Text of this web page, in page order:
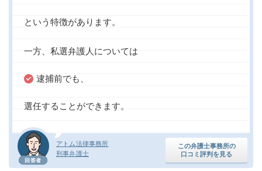
回答者
アトム法律事務所
刑事弁護士
この弁護士事務所の
口コミ評判を見る
という特徴があります。
一方、私選弁護人については
逮捕前でも、
選任することができます。